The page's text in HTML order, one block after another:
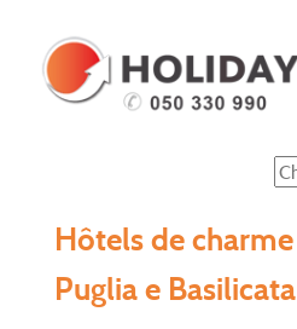
Hôtels de charme
Puglia e Basilicata